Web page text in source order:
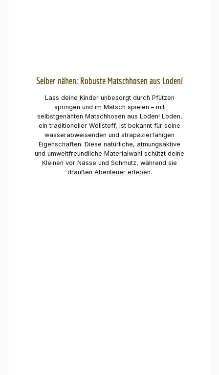
Selber nähen: Robuste Matschhosen aus Loden!
Lass deine Kinder unbesorgt durch Pfützen
springen und im Matsch spielen – mit
selbstgenähten Matschhosen aus Loden! Loden,
ein traditioneller Wollstoff, ist bekannt für seine
wasserabweisenden und strapazierfähigen
Eigenschaften. Diese natürliche, atmungsaktive
und umweltfreundliche Materialwahl schützt deine
Kleinen vor Nässe und Schmutz, während sie
draußen Abenteuer erleben.